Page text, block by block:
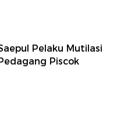
Pelaku Mutilasi
Piscok